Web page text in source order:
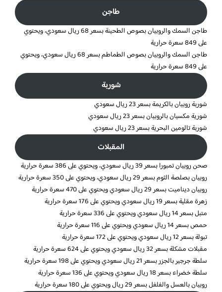
طاجن
طاجن السمك والروبيان بصوص الطحينة بسعر 68 ريال سعودي، ويحتوي
على 849 سعرة حرارية
طاجن السمك والروبيان بصوص الطماطم بسعر 68 ريال سعودي، ويحتوي
على 849 سعرة حرارية
شوربة
شوربة روبيان بالكريمة بسعر 23 ريال سعودي
شورية مكسيان بالروبيان بسعر 23 ريال سعودي
شوربة تالومين البحرية بسعر 23 ريال سعودي
المقبلات
صحن روبيان تمبورا بسعر 39 ريال سعودي، ويحتوي على 386 سعرة حرارية
روبيان بصلصة الثوم بسعر 29 ريال سعودي، ويحتوي على 350 سعرة حرارية
روبيان ديناميت بسعر 29 ريال سعودي ويحتوي على 470 سعرة حرارية
زهرة مقلية بسعر 19 ريال سعودي ويحتوي على 176 سعرة حرارية
متبل بسعر 14 ريال سعودي ويحتوي على 336 سعرة حرارية
حمص بسعر 14 ريال سعودي ويحتوي على 116 سعرة حرارية
تبولة بسعر 12 ريال سعودي ويحتوي على 172 سعرة حرارية
مقبلات مشكلة بسعر 32 ريال سعودي ويحتوي على 624 سعرة حرارية
سلطة جرجير بالجزر بسعر 21 ريال سعودي ويحتوي على 198 سعرة حرارية
سلطة خضراء بسعر 18 ريال سعودي ويحتوي على 136 سعرة حرارية
روبيان بالعسل والفلفل بسعر 29 ريال ويحتوي على 180 سعرة حرارية